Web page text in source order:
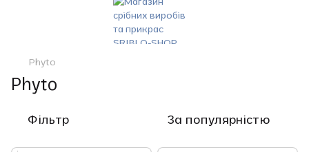
Phyto
Phyto
Фільтр За популярністю